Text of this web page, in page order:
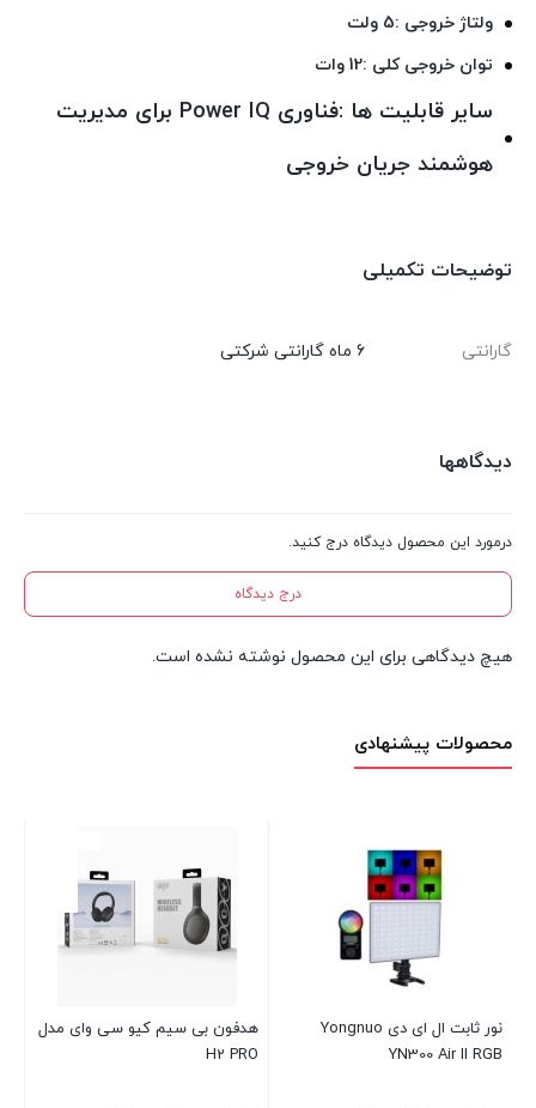
ولتاژ خروجی :5 ولت
توان خروجی کلی :12 وات
سایر قابلیت‌ ها :فناوری Power IQ برای مدیریت
هوشمند جریان خروجی
توضیحات تکمیلی
گارانتی 6 ماه گارانتی شرکتی
دیدگاهها
درمورد این محصول دیدگاه درج کنید.
درج دیدگاه
هیچ دیدگاهی برای این محصول نوشته نشده است.
محصولات پیشنهادی
نور ثابت ال ای دی Yongnuo
YN300 Air II RGB
هدفون بی سیم کیو سی وای مدل
H2 PRO